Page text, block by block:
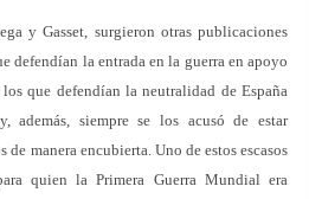
y Gasset, surgieron otras publicaciones
defendían la entrada en la guerra en apoyo
que defendían la neutralidad de España
además, siempre se los acusó de estar
de manera encubierta. Uno de estos escasos
quien la Primera Guerra Mundial era